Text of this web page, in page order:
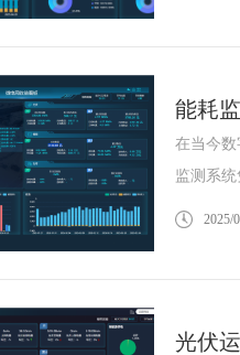
能耗
在当今
监测系统
2025/
光伏